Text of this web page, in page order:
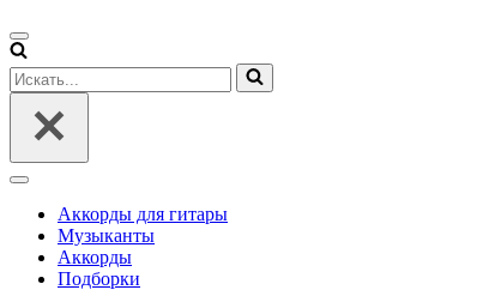
Меню
навигации
Искать...
Меню
навигацииАккорды для гитары
Музыканты
Аккорды
Подборки